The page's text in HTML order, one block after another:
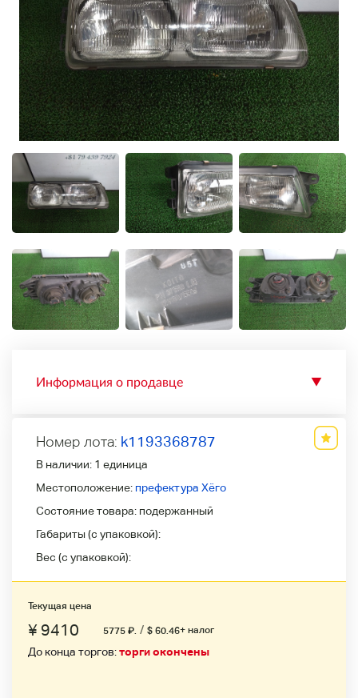
Информация о продавце ▼
Номер лота: k1193368787
В наличии: 1 единица
Местоположение: префектура Хёго
Состояние товара: подержанный
Габариты (с упаковкой):
Вес (с упаковкой):
Текущая цена
¥ 9410 5775 ₽ / $ 60.46+ налог
До конца торгов:торги окончены